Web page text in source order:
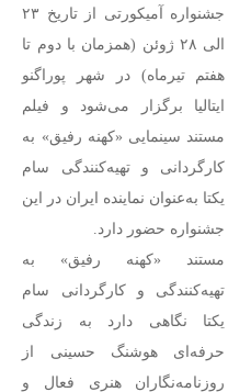
جشنواره آمیکورتی از تاریخ ۲۳
الی ۲۸ ژوئن (همزمان با دوم تا
هفتم تیرماه) در شهر پوراگنو
ایتالیا برگزار می‌شود و فیلم
مستند سینمایی «کهنه رفیق» به
کارگردانی و تهیه‌کنندگی سام
یکتا به‌عنوان نماینده ایران در این
جشنواره حضور دارد.
مستند «کهنه رفیق» به
تهیه‌کنندگی و کارگردانی سام
یکتا نگاهی دارد به زندگی
حرفه‌ای هوشنگ حسینی از
روزنامه‌نگاران هنری فعال و